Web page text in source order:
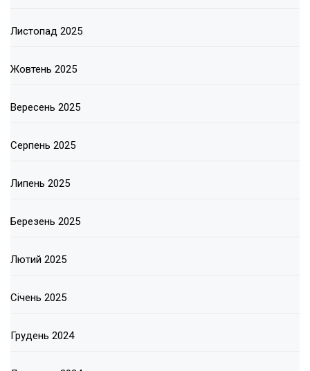
Листопад 2025
Жовтень 2025
Вересень 2025
Серпень 2025
Липень 2025
Березень 2025
Лютий 2025
Січень 2025
Грудень 2024